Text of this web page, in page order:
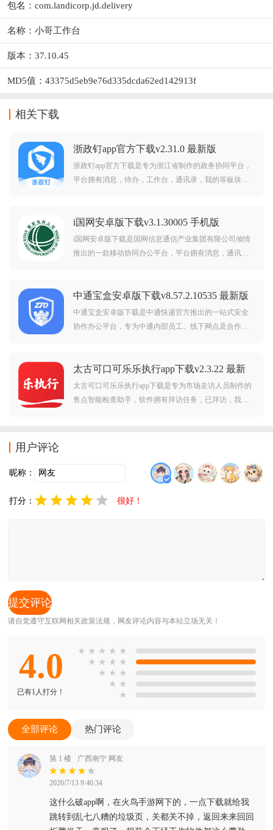
包名：com.landicorp.jd.delivery
名称：小哥工作台
版本：37.10.45
MD5值：43375d5eb9e76d335dcda62ed142913f
相关下载
浙政钉app官方下载v2.31.0 最新版
浙政钉app官方下载是专为浙江省制作的政务协同平台，
平台拥有消息，待办，工作台，通讯录，我的等板块，
用。
i国网安卓版下载v3.1.30005 手机版
i国网安卓版下载是国网信息通信产业集团有限公司倾情
推出的一款移动协同办公平台，平台拥有消息，通讯
国网，你的私人办公助理。
中通宝盒安卓版下载v8.57.2.10535 最新版
中通宝盒安卓版下载是中通快递官方推出的一站式安全
协作办公平台，专为中通内部员工、线下网点及合作伙
境，简化企业办公流程，提升团队协作与业务处理效
率。
太古可口可乐乐执行app下载v2.3.22 最新
版
太古可口可乐乐执行app下载是专为市场走访人员制作的
售点智能检查助手，软件拥有拜访任务，已拜访，我的
用户评论
昵称：
打分： 很好！
请自觉遵守互联网相关政策法规，网友评论内容与本站立场无关！
4.0
已有1人打分！
★ ★ ★ ★ ★
★ ★ ★ ★
★ ★ ★
★ ★
★
全部评论 热门评论
第 1 楼 广西南宁 网友
2026/7/13 9:46:34
这什么破app啊，在火鸟手游网下的，一点下载就给我
跳转到乱七八糟的垃圾页，关都关不掉，返回来来回回